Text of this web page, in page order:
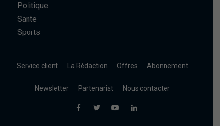
Politique
Sante
Sports
Service client La Rédaction Offres Abonnement
Newsletter Partenariat Nous contacter